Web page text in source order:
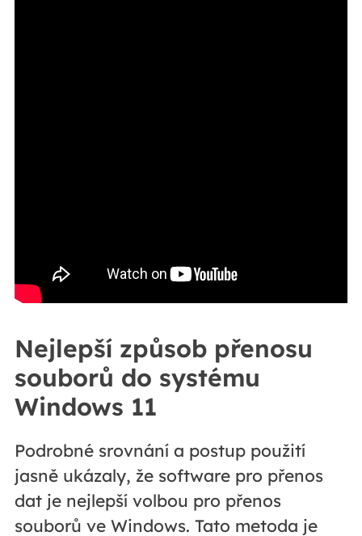
Nejlepší způsob přenosu
souborů do systému
Windows 11
Podrobné srovnání a postup použití
jasně ukázaly, že software pro přenos
dat je nejlepší volbou pro přenos
souborů ve Windows. Tato metoda je